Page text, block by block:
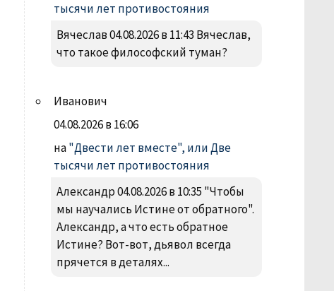
тысячи лет противостояния
Вячеслав 04.08.2026 в 11:43 Вячеслав,
что такое философский туман?
Иванович
04.08.2026 в 16:06
на"Двести лет вместе", или Две
тысячи лет противостояния
Александр 04.08.2026 в 10:35 "Чтобы
мы научались Истине от обратного".
Александр, а что есть обратное
Истине? Вот-вот, дьявол всегда
прячется в деталях...